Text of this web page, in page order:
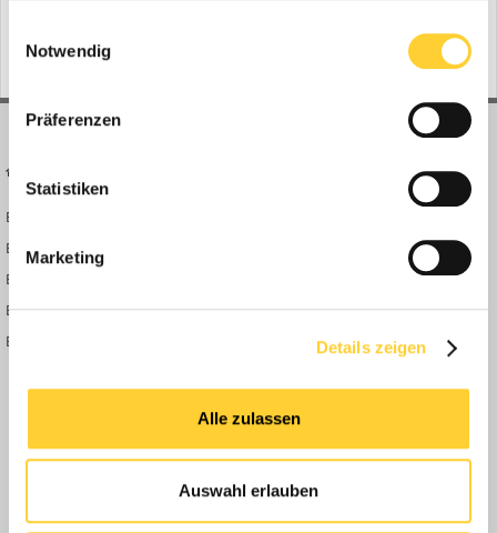
Notwendig
Präferenzen
Statistiken
Marketing
Details zeigen
Alle zulassen
Auswahl erlauben
Bauforum24 News
Bauforum24 TV
BF24 Mediathek
BF24 Fotostrecken
Bauforum Shop
Neue Themen
Forenübersicht
Community Regeln